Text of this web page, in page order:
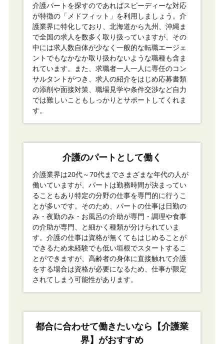
介護パートを探すのであればスピーディーな対応
が特徴の「メドフィット」を利用しましょう。介
護業界に特化しており、北海道から九州、沖縄ま
で全国の求人を数多く取り扱っていますが、その
中には求人数自体が少なく一般的な転職エージェ
ントでもなかなか取り扱わないような職種も含ま
れています。また、求職者一人一人に専任のコン
サルタントがつき、求人の紹介をはじめ応募書類
の添削や面接対策、職場見学や条件交渉など自力
では難しいこともしっかりとサポートしてくれま
す。
介護のパートとして働く
介護業界は20代～70代までさまざまな年代の人が
働いていますが、パートは勤務時間が決まってい
ることもあり特定の分野の仕事を専門的に行うこ
とが多いです。そのため、パートの仕事は日勤の
み・夜勤のみ・お風呂の介助が専門・調理や食事
の介助が専門、と細かく種類が分けられていま
す。介護の仕事は資格が無くてもはじめることが
できるため未経験でも低い垣根でスタートするこ
とができますが、高齢者の身体に直接触れて介護
をする場合は資格が必要になるため、仕事が限定
されてしまう可能性があります。
都合に合わせて働きたいなら【介護業
界】がおすすめ